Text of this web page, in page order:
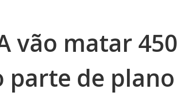
vão matar 450
parte de plano